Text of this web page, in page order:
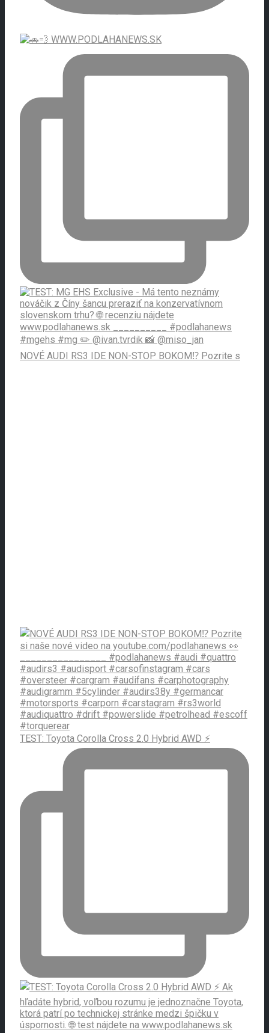
NOVÉ AUDI RS3 IDE NON-STOP BOKOM⁉️ Pozrite s
TEST: Toyota Corolla Cross 2.0 Hybrid AWD ⚡️